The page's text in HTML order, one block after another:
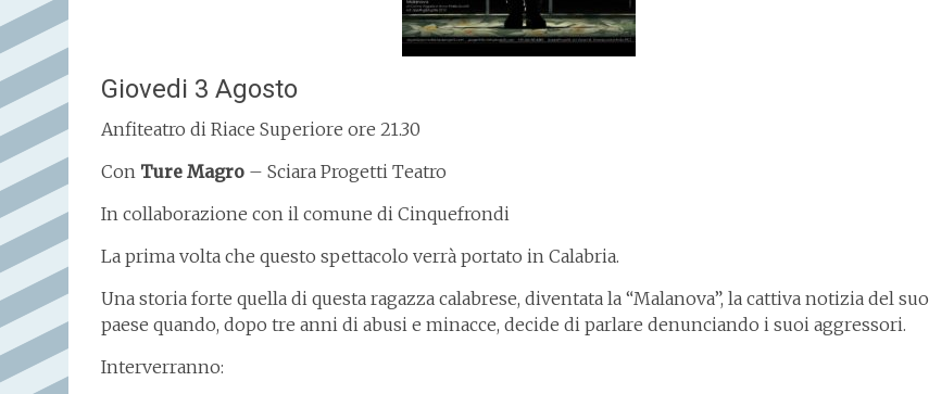
Giovedi 3 Agosto
Anfiteatro di Riace Superiore ore 21.30
Con Ture Magro – Sciara Progetti Teatro
In collaborazione con il comune di Cinquefrondi
La prima volta che questo spettacolo verrà portato in Calabria.
Una storia forte quella di questa ragazza calabrese, diventata la “Malanova”, la cattiva notizia del suo
paese quando, dopo tre anni di abusi e minacce, decide di parlare denunciando i suoi aggressori.
Interverranno: